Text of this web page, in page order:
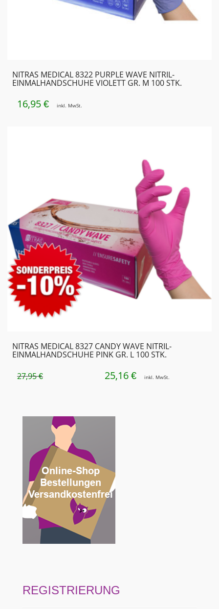
NITRAS MEDICAL 8322 PURPLE WAVE NITRIL-
EINMALHANDSCHUHE VIOLETT GR. M 100 STK.
16,95 € inkl. MwSt.
NITRAS MEDICAL 8327 CANDY WAVE NITRIL-
EINMALHANDSCHUHE PINK GR. L 100 STK.
27,95€
URSPRÜNGLICHER
27,95 €
25,16 €AKTUELLER
inkl. MwSt.
REGISTRIERUNG